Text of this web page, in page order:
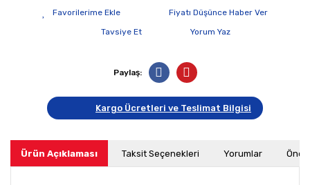
Fiyatı Düşünce Haber Ver
Tavsiye Et
Yorum Yaz
Paylaş:
Kargo Ücretleri ve Teslimat Bilgisi
Ürün Açıklaması Taksit Seçenekleri Yorumlar